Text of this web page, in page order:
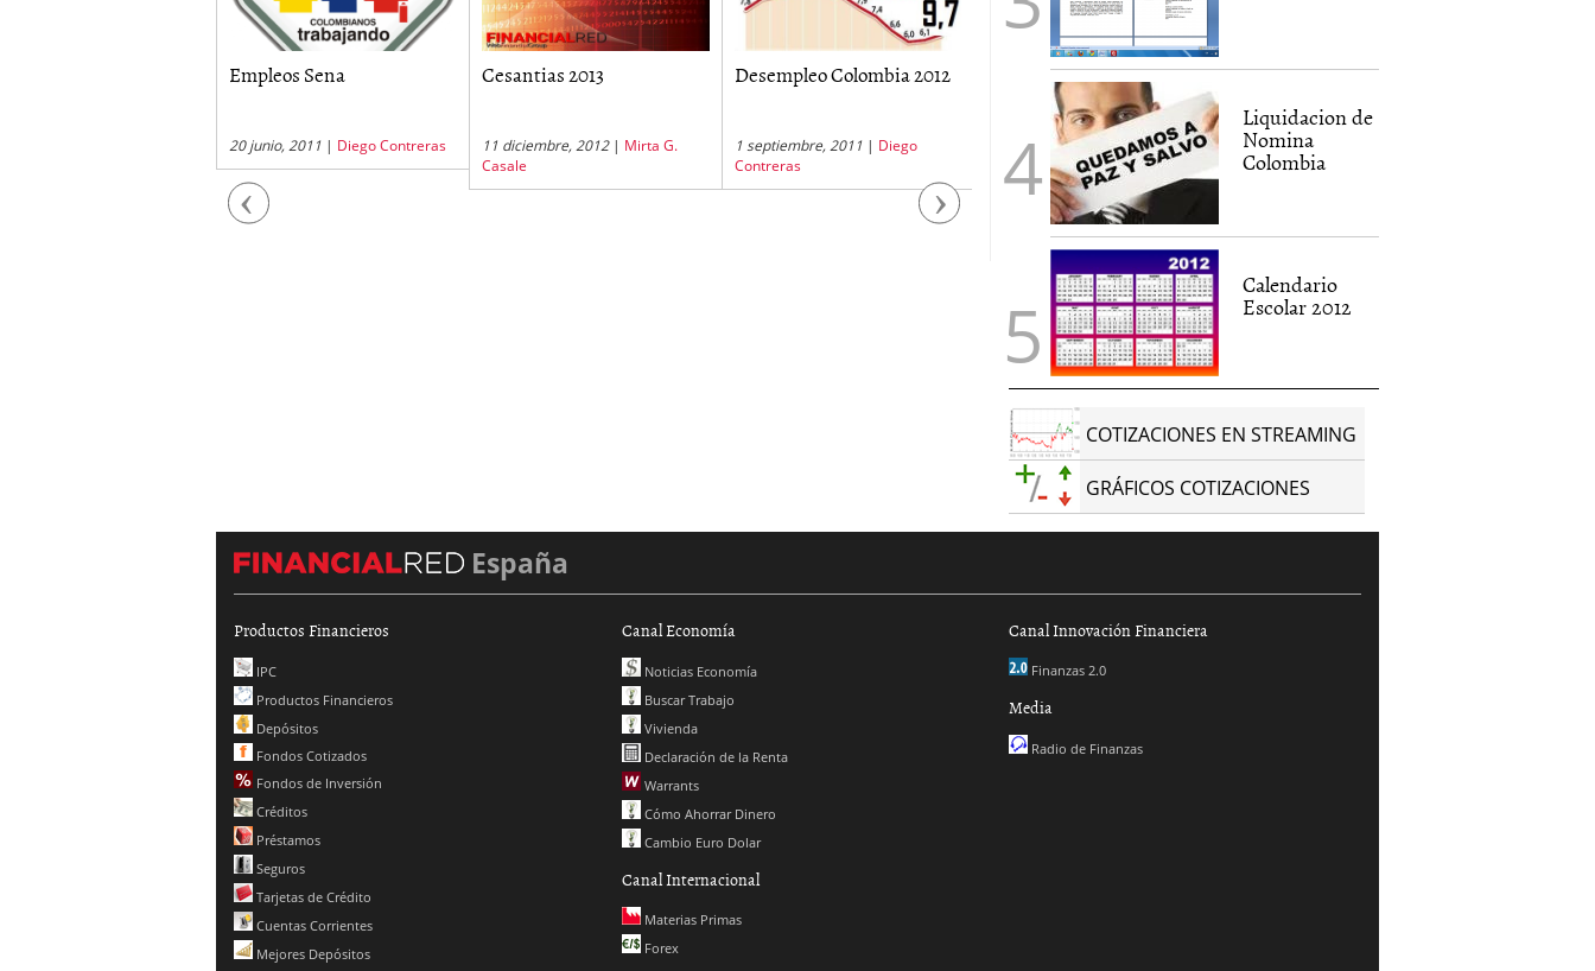
Previous
Empleos Sena
20 junio, 2011 | Diego Contreras
Cesantias 2013
11 diciembre, 2012| Mirta G.
Casale
Desempleo Colombia 2012
1 septiembre, 2011 | Diego
Contreras
Desempleo Colombia
Diciembre 2012
31 enero, 2013 | Nicolas
Rombiola
Desempleo Colombia
31 enero, 2012
Rombiola
Next
Liquidacion de
Nomina
Colombia
Calendario
Escolar 2012
COTIZACIONES EN STREAMING
GRÁFICOS COTIZACIONES
España
Productos Financieros
IPC
Productos Financieros
Depósitos
Fondos Cotizados
Fondos de Inversión
Créditos
Préstamos
Seguros
Tarjetas de Crédito
Cuentas Corrientes
Mejores Depósitos
Canal Economía
Noticias Economía
Buscar Trabajo
Vivienda
Declaración de la Renta
Warrants
Cómo Ahorrar Dinero
Cambio Euro Dolar
Canal Internacional
Materias Primas
Forex
Canal Innovación Financiera
Finanzas 2.0
Media
Radio de Finanzas